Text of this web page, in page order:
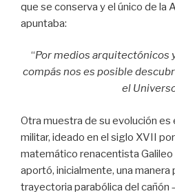
que se conserva y el único de la
apuntaba:
“Por medios arquitectónicos
compás nos es posible
el
Otra muestra de su evolución
militar, ideado en el siglo XVII
matemático renacentista Galileo
aportó, inicialmente, una manera
trayectoria parabólica del cañón